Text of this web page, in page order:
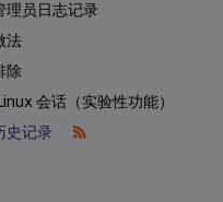
理员日志记录
法
除
会话（实验性功能）
史记录